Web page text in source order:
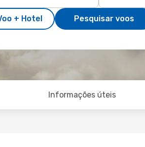
+ Hotel Pesquisar voos
Informações úteis